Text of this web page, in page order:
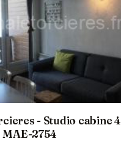
- Studio cabine 4
2754